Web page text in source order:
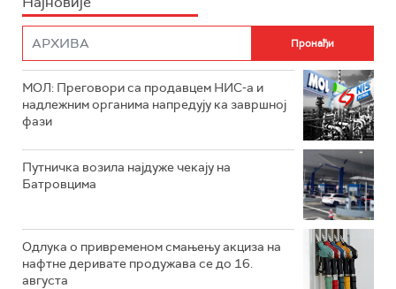
МОЛ: Преговори са продавцем НИС-а и
надлежним органима напредују ка завршној
фази
Путничка возила најдуже чекају на
Батровцима
Одлука о привременом смањењу акциза на
нафтне деривате продужава се до 16.
августа